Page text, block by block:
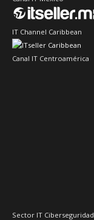
IT Channel Caribbean
Canal IT Centroamérica
Sector IT Ciberseguridad